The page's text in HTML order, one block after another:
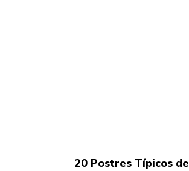
20 Postres Típicos de